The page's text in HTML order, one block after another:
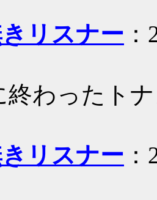
リスナー
終わったト
リスナー